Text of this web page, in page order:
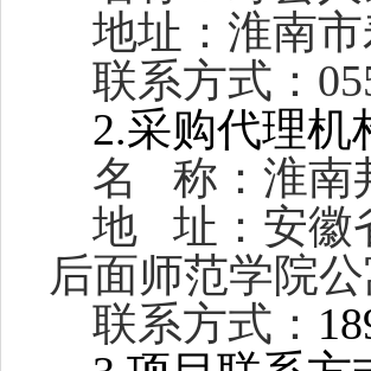
地址：淮南
联系方式：
2.采购代理机
名
称：淮南
地
址：安徽
后面师范学院
联系方式：